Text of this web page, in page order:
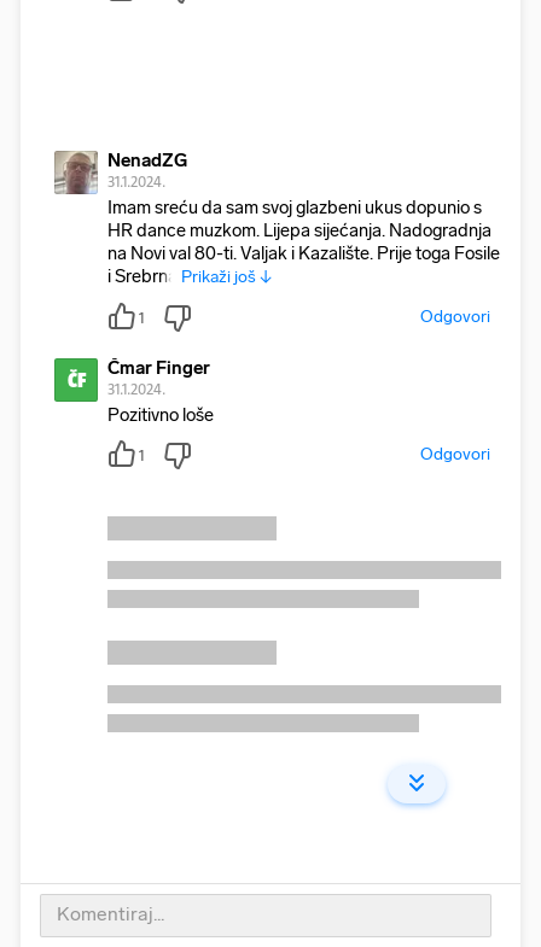
NenadZG
31.1.2024.
Imam sreću da sam svoj glazbeni ukus dopunio s
HR dance muzkom. Lijepa sijećanja. Nadogradnja
na Novi val 80-ti. Valjak i Kazalište. Prije toga Fosile
i Srebrna Prikaži još ↓
1 Odgovori
ČF Čmar Finger
31.1.2024.
Pozitivno loše
1 Odgovori